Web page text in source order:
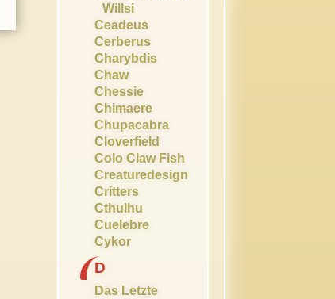
Willsi
Ceadeus
Cerberus
Charybdis
Chaw
Chessie
Chimaere
Chupacabra
Cloverfield
Colo Claw Fish
Creaturedesign
Critters
Cthulhu
Cuelebre
Cykor
D
Das Letzte